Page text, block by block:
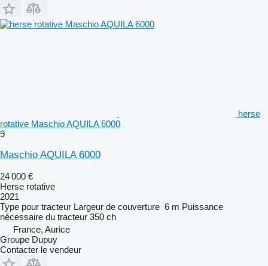
herse
rotative Maschio AQUILA 6000
9
Maschio AQUILA 6000
24 000 €
Herse rotative
2021
Type pour tracteur Largeur de couverture 6 m Puissance
nécessaire du tracteur 350 ch
France, Aurice
Groupe Dupuy
Contacter le vendeur